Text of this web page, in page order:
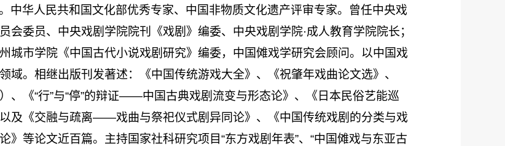
中华人民共和国文化部优秀专家、中国非物质文化遗产评审专家。曾任中央戏
会委员、中央戏剧学院院刊《戏剧》编委、中央戏剧学院·成人教育学院院长；
城市学院《中国古代小说戏剧研究》编委，中国傩戏学研究会顾问。以中国戏
域。相继出版刊发著述：《中国传统游戏大全》、《祝肇年戏曲论文选》、
、《“行”与“停”的辩证——中国古典戏剧流变与形态论》、《日本民俗艺能巡
及《交融与疏离——戏曲与祭祀仪式剧异同论》、《中国传统戏剧的分类与戏
》等论文近百篇。主持国家社科研究项目“东方戏剧年表”、“中国傩戏与东亚古